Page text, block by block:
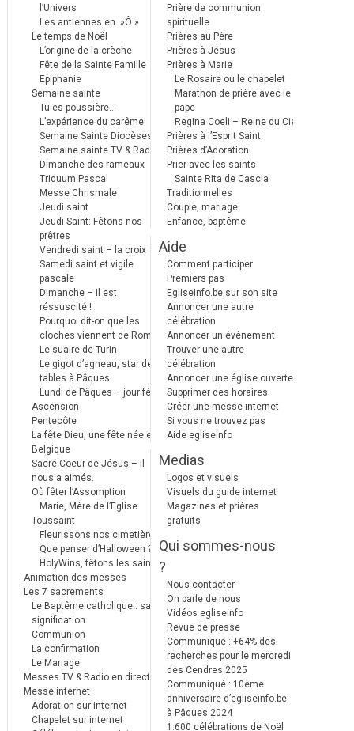
l’Univers
Les antiennes en »Ô »
Le temps de Noël
L’origine de la crèche
Fête de la Sainte Famille
Epiphanie
Semaine sainte
Tu es poussière…
L’expérience du carême
Semaine Sainte Diocèses
Semaine sainte TV & Radio
Dimanche des rameaux
Triduum Pascal
Messe Chrismale
Jeudi saint
Jeudi Saint: Fêtons nos
prêtres
Vendredi saint – la croix
Samedi saint et vigile
pascale
Dimanche – Il est
réssuscité !
Pourquoi dit-on que les
cloches viennent de Rome ?
Le suaire de Turin
Le gigot d’agneau, star des
tables à Pâques
Lundi de Pâques – jour férié
Ascension
Pentecôte
La fête Dieu, une fête née en
Belgique
Sacré-Coeur de Jésus – Il
nous a aimés.
Où fêter l’Assomption
Marie, Mère de l’Eglise
Toussaint
Fleurissons nos cimetières
Que penser d’Halloween ?
HolyWins, fêtons les saints !
Animation des messes
Les 7 sacrements
Le Baptême catholique : sa
signification
Communion
La confirmation
Le Mariage
Messes TV & Radio en direct
Messe internet
Adoration sur internet
Chapelet sur internet
Prière de communion
spirituelle
Prières au Père
Prières à Jésus
Prières à Marie
Le Rosaire ou le chapelet
Marathon de prière avec le
pape
Regina Coeli – Reine du Ciel
Prières à l’Esprit Saint
Prières d’Adoration
Prier avec les saints
Sainte Rita de Cascia
Traditionnelles
Couple, mariage
Enfance, baptême
Aide
Comment participer
Premiers pas
EgliseInfo.be sur son site
Annoncer une autre
célébration
Annoncer un évènement
Trouver une autre
célébration
Annoncer une église ouverte
Supprimer des horaires
Créer une messe internet
Si vous ne trouvez pas
Aide egliseinfo
Medias
Logos et visuels
Visuels du guide internet
Magazines et prières
gratuits
Qui sommes-nous
?
Nous contacter
On parle de nous
Vidéos egliseinfo
Revue de presse
Communiqué : +64% des
recherches pour le mercredi
des Cendres 2025
Communiqué : 10ème
anniversaire d’egliseinfo.be
à Pâques 2024
1.600 célébrations de Noël